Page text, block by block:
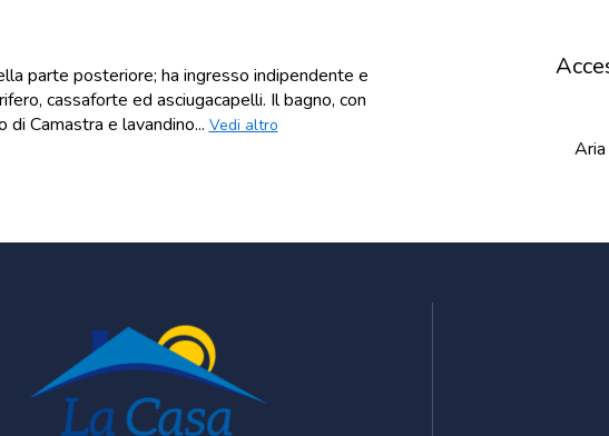
parte posteriore; ha ingresso indipendente e
cassaforte ed asciugacapelli. Il bagno, con
Camastra e lavandino... Vedi altro